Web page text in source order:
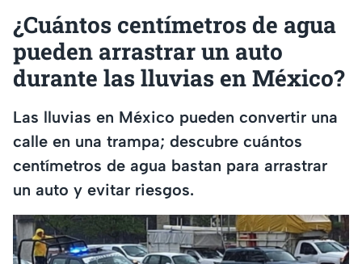
¿Cuántos centímetros de agua
pueden arrastrar un auto
durante las lluvias en México?
Las lluvias en México pueden convertir una
calle en una trampa; descubre cuántos
centímetros de agua bastan para arrastrar
un auto y evitar riesgos.